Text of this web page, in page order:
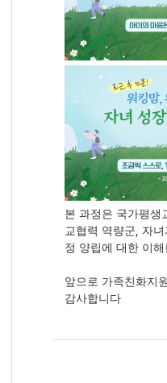
본 과정은 국가평생
교협력 역량군
자
정 양립에 대한 이
앞으로 가족친화지
감사합니다